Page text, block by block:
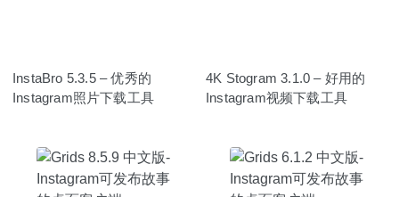
InstaBro 5.3.5 – 优秀的
Instagram照片下载工具
4K Stogram 3.1.0 – 好用的
Instagram视频下载工具